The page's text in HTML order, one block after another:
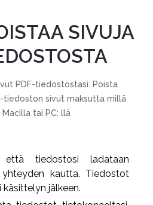
SIVUJA
PDF-tiedostostasi. Poista
tiedoston sivut maksutta millä
Macilla tai PC: llä
tiedostosi ladataan
kautta. Tiedostot
jälkeen.